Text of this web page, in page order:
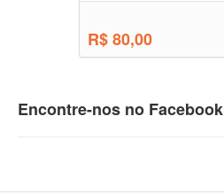
R$ 80,00
Encontre-nos no Facebook